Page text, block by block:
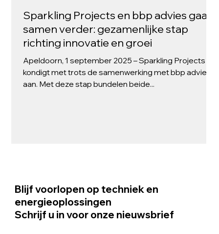
Sparkling Projects en bbp advies gaan
samen verder: gezamenlijke stap
richting innovatie en groei
Apeldoorn, 1 september 2025 – Sparkling Projects
kondigt met trots de samenwerking met bbp advies
aan. Met deze stap bundelen beide...
Blijf voorlopen op techniek en
energieoplossingen
Schrijf u in voor onze nieuwsbrief